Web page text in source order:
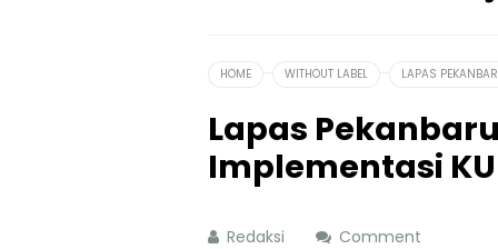
HOME WITHOUT LABEL LAPAS
Lapas
Implementasi
Redaksi Comment